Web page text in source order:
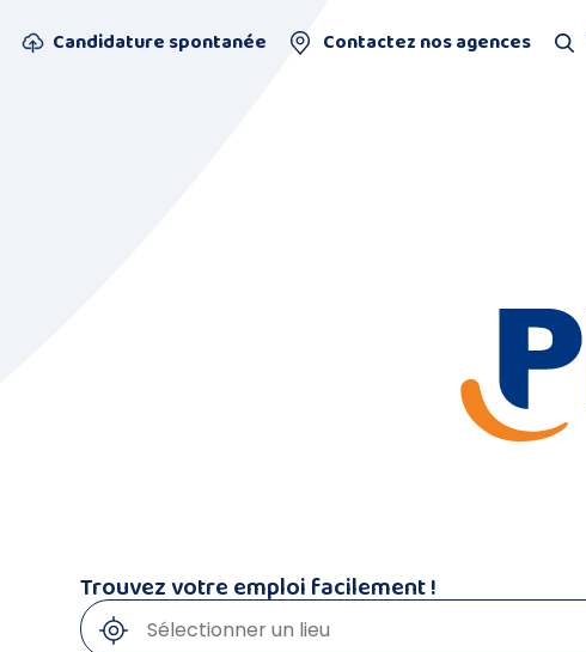
Candidature spontanée Contactez nos agences
Trouvez votre emploi facilement !